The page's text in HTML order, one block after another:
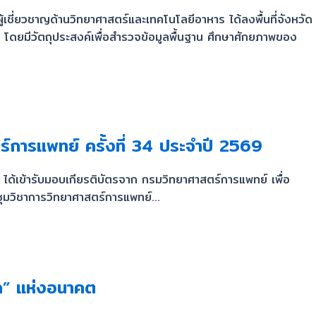
วชาญด้านวิทยาศาสตร์และเทคโนโลยีอาหาร ได้ลงพื้นที่จังหวัด
ยมีวัตถุประสงค์เพื่อสำรวจข้อมูลพื้นฐาน ศึกษาศักยภาพของ
ร์การแพทย์ ครั้งที่ 34 ประจำปี 2569
ข้ารับมอบเกียรติบัตรจาก กรมวิทยาศาสตร์การแพทย์ เพื่อ
ชาการวิทยาศาสตร์การแพทย์...
แห่งอนาคต